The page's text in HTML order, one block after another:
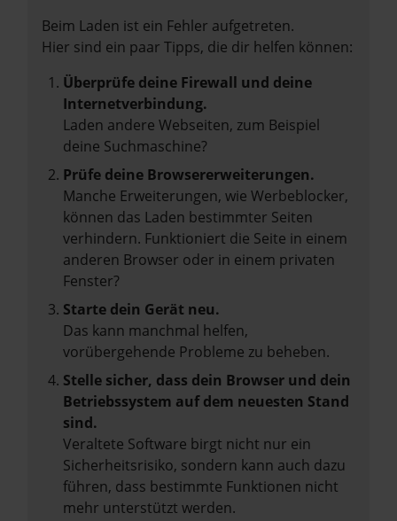
Beim Laden ist ein Fehler aufgetreten.
Hier sind ein paar Tipps, die dir helfen können:
Überprüfe deine Firewall und deine
Internetverbindung.
Laden andere Webseiten, zum Beispiel
deine Suchmaschine?
Prüfe deine Browsererweiterungen.
Manche Erweiterungen, wie Werbeblocker,
können das Laden bestimmter Seiten
verhindern. Funktioniert die Seite in einem
anderen Browser oder in einem privaten
Fenster?
Starte dein Gerät neu.
Das kann manchmal helfen,
vorübergehende Probleme zu beheben.
Stelle sicher, dass dein Browser und dein
Betriebssystem auf dem neuesten Stand
sind.
Veraltete Software birgt nicht nur ein
Sicherheitsrisiko, sondern kann auch dazu
führen, dass bestimmte Funktionen nicht
mehr unterstützt werden.